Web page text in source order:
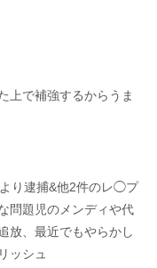
上で補強するからうま
り逮捕&他2件のレ◯プ
問題児のメンディや代
放、最近でもやらかし
ッシュ